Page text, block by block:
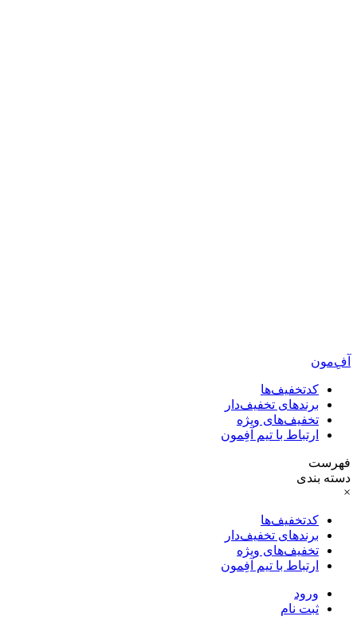
آفِ‌مون
کدتخفیف‌ها
برندهای تخفیف‌دار
تخفیف‌های ویژه
ارتباط با تیم آفِمون
فهرست
دسته بندی
×
کدتخفیف‌ها
برندهای تخفیف‌دار
تخفیف‌های ویژه
ارتباط با تیم آفِمون
ورود
ثبت نام